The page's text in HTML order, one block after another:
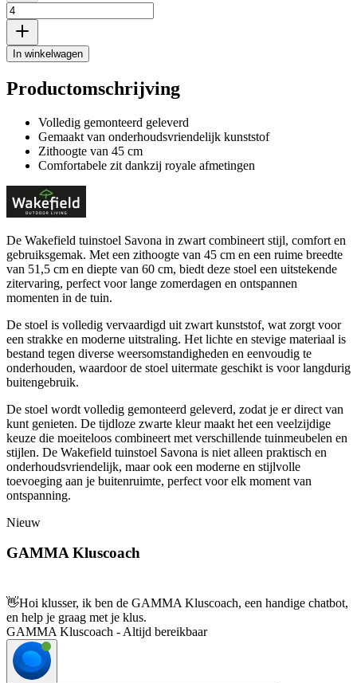
In winkelwagen
Productomschrijving
Volledig gemonteerd geleverd
Gemaakt van onderhoudsvriendelijk kunststof
Zithoogte van 45 cm
Comfortabele zit dankzij royale afmetingen
De Wakefield tuinstoel Savona in zwart combineert stijl, comfort en
gebruiksgemak. Met een zithoogte van 45 cm en een ruime breedte
van 51,5 cm en diepte van 60 cm, biedt deze stoel een uitstekende
zitervaring, perfect voor lange zomerdagen en ontspannen
momenten in de tuin.
De stoel is volledig vervaardigd uit zwart kunststof, wat zorgt voor
een strakke en moderne uitstraling. Het lichte en stevige materiaal is
bestand tegen diverse weersomstandigheden en eenvoudig te
onderhouden, waardoor de stoel uitermate geschikt is voor langdurig
buitengebruik.
De stoel wordt volledig gemonteerd geleverd, zodat je er direct van
kunt genieten. De tijdloze zwarte kleur maakt het een veelzijdige
keuze die moeiteloos combineert met verschillende tuinmeubelen en
stijlen. De Wakefield tuinstoel Savona is niet alleen praktisch en
onderhoudsvriendelijk, maar ook een moderne en stijlvolle
toevoeging aan je buitenruimte, perfect voor elk moment van
ontspanning.
Nieuw
GAMMA Kluscoach
👋Hoi klusser, ik ben de GAMMA Kluscoach, een handige chatbot,
en help je graag met je klus.
GAMMA Kluscoach - Altijd bereikbaar